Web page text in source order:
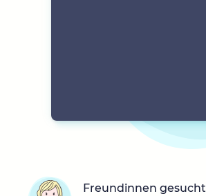
Freundinnen gesucht